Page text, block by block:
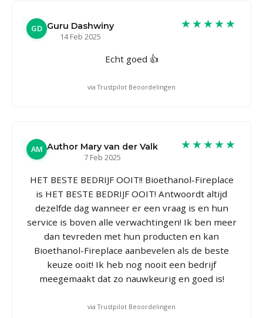
GD Guru Dashwiny
14 Feb 2025
★★★★★
Echt goed 👍
via Trustpilot Beoordelingen
AM Author Mary van der Valk
7 Feb 2025
★★★★★
HET BESTE BEDRIJF OOIT!! Bioethanol-Fireplace
is HET BESTE BEDRIJF OOIT! Antwoordt altijd
dezelfde dag wanneer er een vraag is en hun
service is boven alle verwachtingen! Ik ben meer
dan tevreden met hun producten en kan
Bioethanol-Fireplace aanbevelen als de beste
keuze ooit! Ik heb nog nooit een bedrijf
meegemaakt dat zo nauwkeurig en goed is!
via Trustpilot Beoordelingen